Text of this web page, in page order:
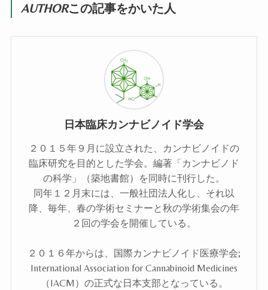
AUTHORこの記事をかいた人
日本臨床カンナビノイド学会
２０１５年９月に設立された、カンナビノイドの
臨床研究を目的とした学会。編著「カンナビノド
の科学」（築地書館）を同時に刊行した。
同年１２月末には、一般社団法人化し、それ以
降、毎年、春の学術セミナーと秋の学術集会の年
２回の学会を開催している。
２０１６年からは、国際カンナビノイド医療学会;
International Association for Cannabinoid Medicines
（IACM）の正式な日本支部となっている。